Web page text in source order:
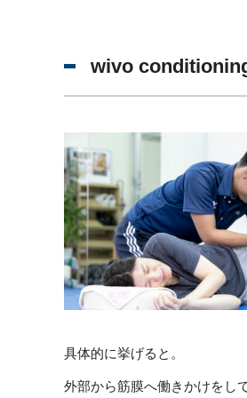
wivo
具体的に挙げると。
外部から筋膜へ働きかけをし